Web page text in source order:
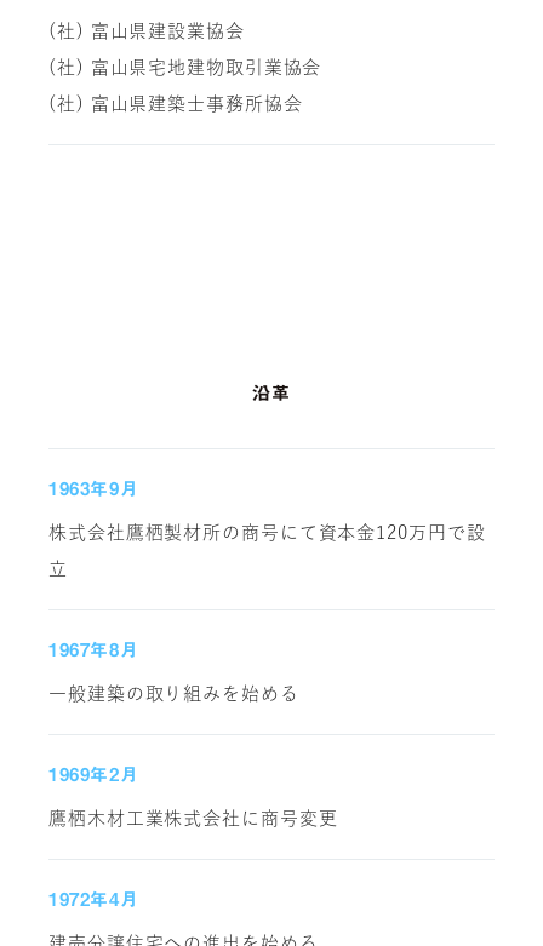
(社) 富山県建設業協会
(社) 富山県宅地建物取引業協会
(社) 富山県建築士事務所協会
沿革
1963年9月
株式会社鷹栖製材所の商号にて資本金120万円で設
立
1967年8月
一般建築の取り組みを始める
1969年2月
鷹栖木材工業株式会社に商号変更
1972年4月